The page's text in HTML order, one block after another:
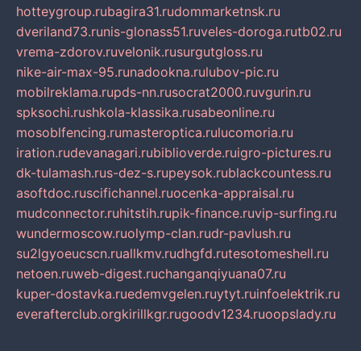
hotteygroup.rubagira31.rudommarketnsk.ru
dveriland73.runis-glonass51.ruveles-doroga.rutb02.ru
vrema-zdorov.ruvelonik.rusurgutgloss.ru
nike-air-max-95.runadookna.rulubov-pic.ru
mobilreklama.rupds-nn.rusocrat2000.ruvgurin.ru
spksochi.rushkola-klassika.rusabeonline.ru
mosoblfencing.rumasteroptica.rulucomoria.ru
iration.rudevanagari.rubiblioverde.ruigro-pictures.ru
dk-tulamash.rus-dez-s.rupeysok.rublackcountess.ru
asoftdoc.ruscifichannel.ruocenka-appraisal.ru
mudconnector.ruhitstih.rupik-finance.ruvip-surfing.ru
wundermoscow.ruolymp-clan.rudr-pavlush.ru
su2lgyoeucscn.ruallkmv.rudhgfd.rutesotomeshell.ru
netoen.ruweb-digest.ruchanganqiyuana07.ru
kuper-dostavka.ruedemvgelen.ruytyt.ruinfoelektrik.ru
everafterclub.orgkirillkgr.rugoodv1234.ruoopslady.ru